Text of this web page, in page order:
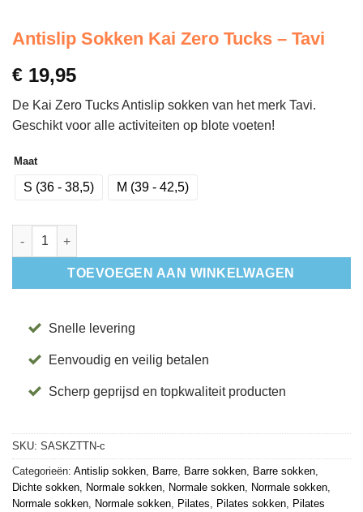
Antislip Sokken Kai Zero Tucks – Tavi
€ 19,95
De Kai Zero Tucks Antislip sokken van het merk Tavi.
Geschikt voor alle activiteiten op blote voeten!
Maat
S (36 - 38,5) M (39 - 42,5)
Antislip Sokken Kai Zero Tucks - Tavi aantal
TOEVOEGEN AAN WINKELWAGEN
Snelle levering
Eenvoudig en veilig betalen
Scherp geprijsd en topkwaliteit producten
SKU: SASKZTTN-c
Categorieën: Antislip sokken Barre Barre sokken Barre sokken
Dichte sokken
Normale sokken Normale sokken Normale sokken
Normale sokken
Normale sokken Pilates Pilates sokken
Pilates